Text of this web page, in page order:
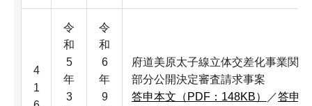
4
1
令
和
5
年
3
令
和
6
年
9
府道美原太子線立体交差化事業関
部分公開決定審査請求事案
答申本文（PDF：148KB）
／答申